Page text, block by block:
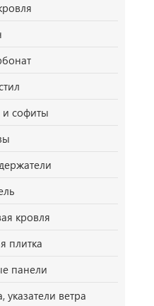
и софиты
кровля
плитка
панели
указатели ветра